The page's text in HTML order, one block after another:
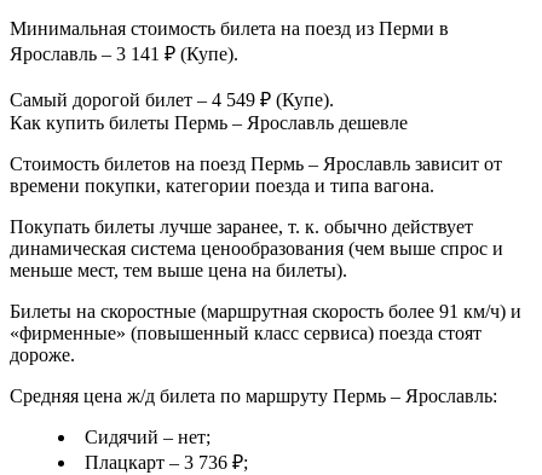
Минимальная стоимость билета на поезд из Перми в
Ярославль – 3 141 ₽ (Купе).
Самый дорогой билет – 4 549 ₽ (Купе).
Как купить билеты Пермь – Ярославль дешевле
Стоимость билетов на поезд Пермь – Ярославль зависит от
времени покупки, категории поезда и типа вагона.
Покупать билеты лучше заранее, т. к. обычно действует
динамическая система ценообразования (чем выше спрос и
меньше мест, тем выше цена на билеты).
Билеты на скоростные (маршрутная скорость более 91 км/ч) и
«фирменные» (повышенный класс сервиса) поезда стоят
дороже.
Средняя цена ж/д билета по маршруту Пермь – Ярославль:
Сидячий – нет;
Плацкарт – 3 736 ₽;